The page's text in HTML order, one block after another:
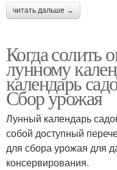
читать дальше →
Когда солить
лунному
календарь
Сбор урожая
Лунный календарь
собой доступный
для сбора урожая для
консервирования.